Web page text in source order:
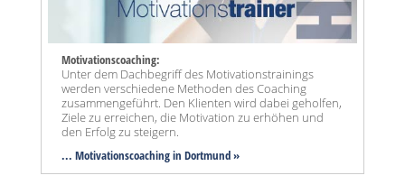
Motivationscoaching:
Unter dem Dachbegriff des Motivationstrainings
werden verschiedene Methoden des Coaching
zusammengeführt. Den Klienten wird dabei geholfen,
Ziele zu erreichen, die Motivation zu erhöhen und
den Erfolg zu steigern.
... Motivationscoaching in Dortmund »